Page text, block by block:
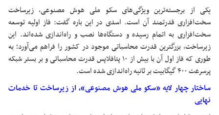
یکی از برجسته‌ترین ویژگی‌های سکو ملی هوش مصنوعی، زیرساخت
سخت‌افزاری قدرتمند آن است. اسدی در این باره گفت: فاز اولیه توسعه
سخت‌افزاری به اتمام رسیده و دستگاه‌ها نصب و راه‌اندازی شده‌اند. این
زیرساخت، بزرگترین قدرت محاسباتی موجود در کشور را فراهم می‌آورد؛ به
طوری که فاز اول آن با بیش از ۱۰ پتافلاپس قدرت محاسباتی و بر بستر شبکه
پرسرعت ۴۰۰ گیگابیت بر ثانیه راه‌اندازی شده است.
ساختار چهار لایه «سکو ملی هوش مصنوعی»، از زیرساخت تا خدمات
نهایی